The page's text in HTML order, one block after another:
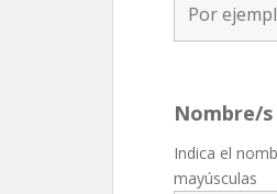
Nombre/
Indica el
mayúsculas